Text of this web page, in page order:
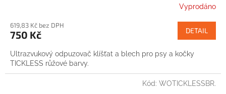
Vyprodáno
619,83 Kč bez DPH
750 Kč DETAIL
Ultrazvukový odpuzovač klíšťat a blech pro psy a kočky
TICKLESS růžové barvy.
Kód: WOTICKLESSBR.